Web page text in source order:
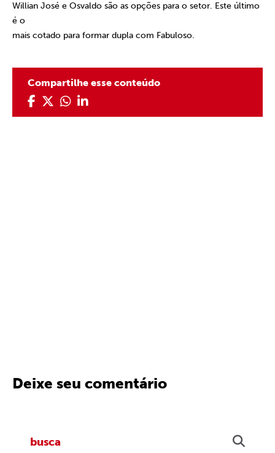
Willian José e Osvaldo são as opções para o setor. Este último
é o
mais cotado para formar dupla com Fabuloso.
Compartilhe esse conteúdo
Deixe seu comentário